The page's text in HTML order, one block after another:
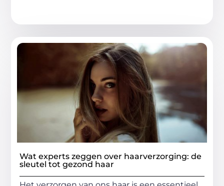
Wat experts zeggen over haarverzorging: de
sleutel tot gezond haar